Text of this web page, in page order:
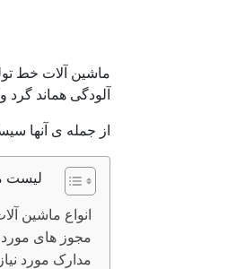
ماشین آلات خط
آلودگی هماند
از جمله ی آنها
لیست
انواع ماشین
مجوز های
مدارک مورد